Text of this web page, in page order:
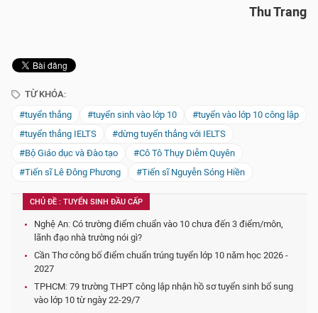
Thu Trang
TỪ KHÓA:
#tuyển thẳng
#tuyển sinh vào lớp 10
#tuyển vào lớp 10 công lập
#tuyển thẳng IELTS
#dừng tuyển thẳng với IELTS
#Bộ Giáo dục và Đào tạo
#Cô Tô Thụy Diễm Quyên
#Tiến sĩ Lê Đông Phương
#Tiến sĩ Nguyễn Sóng Hiền
CHỦ ĐỀ : TUYỂN SINH ĐẦU CẤP
Nghệ An: Có trường điểm chuẩn vào 10 chưa đến 3 điểm/môn,
lãnh đạo nhà trường nói gì?
Cần Thơ công bố điểm chuẩn trúng tuyển lớp 10 năm học 2026 -
2027
TPHCM: 79 trường THPT công lập nhận hồ sơ tuyển sinh bổ sung
vào lớp 10 từ ngày 22-29/7